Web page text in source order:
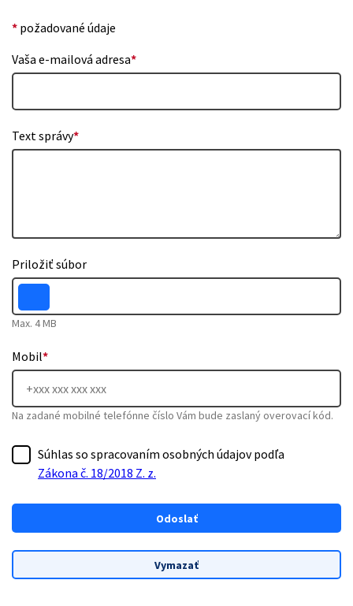
* požadované údaje
Vaša e-mailová adresa*
Text správy*
Priložiť súbor
Max. 4 MB
Mobil*
Na zadané mobilné telefónne číslo Vám bude zaslaný overovací kód.
Súhlas so spracovaním osobných údajov podľa
Zákona č. 18/2018 Z. z.